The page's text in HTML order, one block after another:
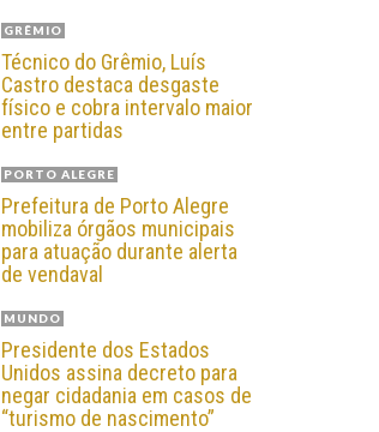
GRÊMIO
Técnico do Grêmio, Luís
Castro destaca desgaste
físico e cobra intervalo maior
entre partidas
PORTO ALEGRE
Prefeitura de Porto Alegre
mobiliza órgãos municipais
para atuação durante alerta
de vendaval
MUNDO
Presidente dos Estados
Unidos assina decreto para
negar cidadania em casos de
“turismo de nascimento”